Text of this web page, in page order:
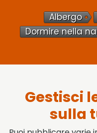
Albergo
Dormire nella
Gestisci
sulla